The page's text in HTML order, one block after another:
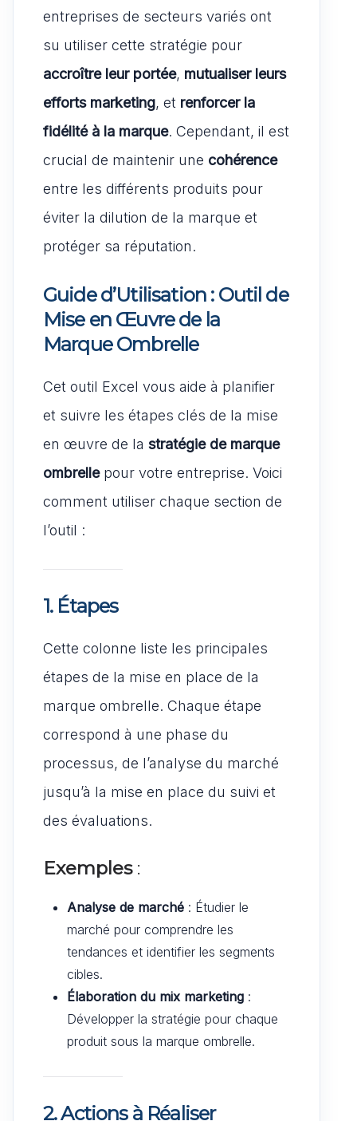
entreprises de secteurs variés ont
su utiliser cette stratégie pour
accroître leur portée, mutualiser leurs
efforts marketing, et renforcer la
fidélité à la marque. Cependant, il est
crucial de maintenir une cohérence
entre les différents produits pour
éviter la dilution de la marque et
protéger sa réputation.
Guide d’Utilisation : Outil de
Mise en Œuvre de la
Marque Ombrelle
Cet outil Excel vous aide à planifier
et suivre les étapes clés de la mise
en œuvre de la stratégie de marque
ombrellepour votre entreprise. Voici
comment utiliser chaque section de
l’outil :
1. Étapes
Cette colonne liste les principales
étapes de la mise en place de la
marque ombrelle. Chaque étape
correspond à une phase du
processus, de l’analyse du marché
jusqu’à la mise en place du suivi et
des évaluations.
Exemples:
Analyse de marché : Étudier le
marché pour comprendre les
tendances et identifier les segments
cibles.
Élaboration du mix marketing :
Développer la stratégie pour chaque
produit sous la marque ombrelle.
2. Actions à Réaliser